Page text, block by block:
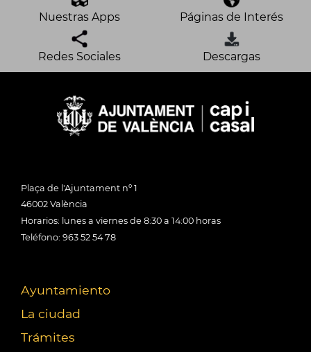
Nuestras Apps Páginas de Interés
Redes Sociales Descargas
Plaça de l'Ajuntament nº 1
46002 València
Horarios: lunes a viernes de 8:30 a 14:00 horas
Teléfono: 963 52 54 78
Ayuntamiento
La ciudad
Trámites